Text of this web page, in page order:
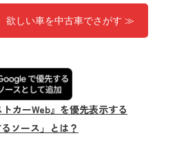
欲しい車を中古車でさがす ≫
カーWeb』を優先表示する
るソース」とは？